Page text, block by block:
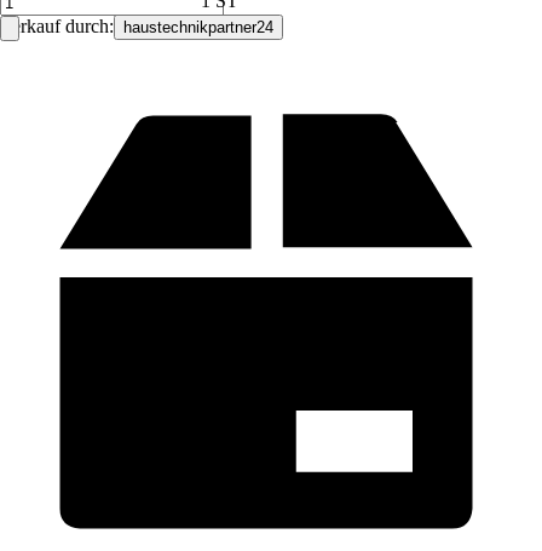
Verkauf durch: haustechnikpartner24